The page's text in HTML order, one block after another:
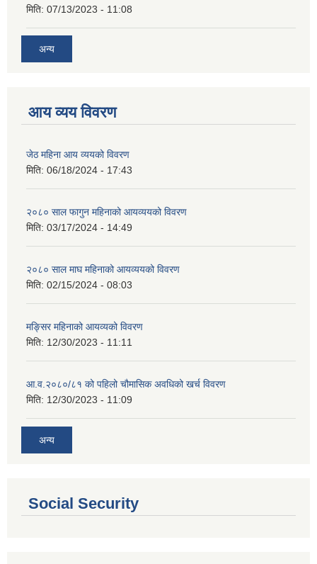
मिति: 07/13/2023 - 11:08
अन्य
आय व्यय विवरण
जेठ महिना आय व्ययको विवरण
मिति: 06/18/2024 - 17:43
२०८० साल फागुन महिनाको आयव्ययको विवरण
मिति: 03/17/2024 - 14:49
२०८० साल माघ महिनाको आयव्ययको विवरण
मिति: 02/15/2024 - 08:03
मङ्सिर महिनाको आयव्यको विवरण
मिति: 12/30/2023 - 11:11
आ.व.२०८०/८१ को पहिलो चौमासिक अवधिको खर्च विवरण
मिति: 12/30/2023 - 11:09
अन्य
Social Security